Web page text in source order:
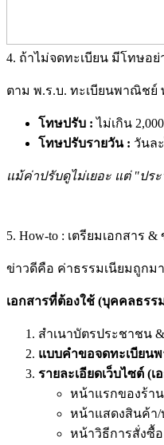
4. ถ้าไม่จดทะเบียน มีโทษอย่
ตาม พ.ร.บ. ทะเบียนพาณิชย์
โทษปรับ : ไม่เกิน
โทษปรับรายวัน : วันล
แม้ค่าปรับดูไม่เยอะ แต่ "ปร
5. How-to : เตรียมเอกสาร
ข่าวดีคือ ค่าธรรมเนียมถูกม
เอกสารที่ต้องใช้ (บุคคลธรร
สำเนาบัตรประชาชน
แบบคำขอจดทะเบียน
รายละเอียดเว็บไซต์ (
หน้าแรกของร้าน
หน้าแสดงสินค้า/
หน้าวิธีการสั่งซื้อ